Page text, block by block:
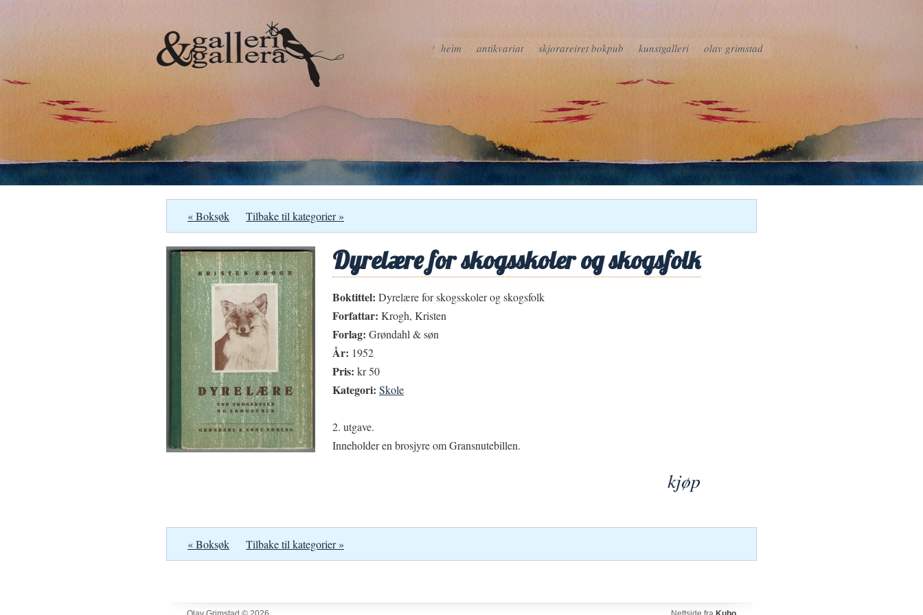
heim antikvariat skjorareiret bokpub kunstgalleri olav grimstad
« Boksøk Tilbake til kategorier »
Dyrelære for skogsskoler og skogsfolk
Boktittel: Dyrelære for skogsskoler og skogsfolk
Forfattar: Krogh, Kristen
Forlag: Grøndahl & søn
År: 1952
Pris: kr 50
Kategori: Skole
2. utgave.
Inneholder en brosjyre om Gransnutebillen.
kjøp
« Boksøk Tilbake til kategorier »